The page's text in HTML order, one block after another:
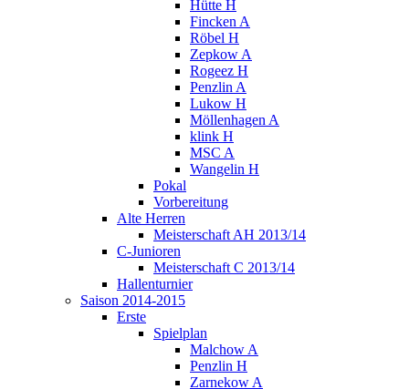
Hütte H
Fincken A
Röbel H
Zepkow A
Rogeez H
Penzlin A
Lukow H
Möllenhagen A
klink H
MSC A
Wangelin H
Pokal
Vorbereitung
Alte Herren
Meisterschaft AH 2013/14
C-Junioren
Meisterschaft C 2013/14
Hallenturnier
Saison 2014-2015
Erste
Spielplan
Malchow A
Penzlin H
Zarnekow A